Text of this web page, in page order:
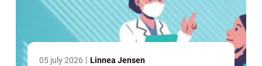
05 july 2026 Linnea Jensen